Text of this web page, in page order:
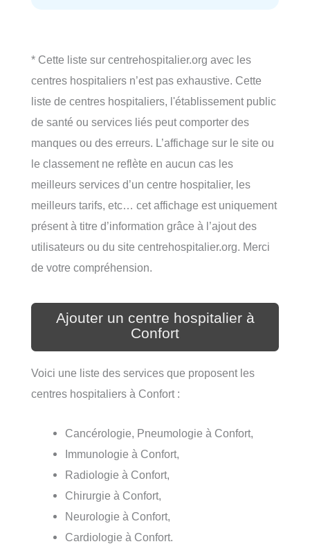
* Cette liste sur centrehospitalier.org avec les
centres hospitaliers n’est pas exhaustive. Cette
liste de centres hospitaliers, l'établissement public
de santé ou services liés peut comporter des
manques ou des erreurs. L’affichage sur le site ou
le classement ne reflète en aucun cas les
meilleurs services d’un centre hospitalier, les
meilleurs tarifs, etc… cet affichage est uniquement
présent à titre d’information grâce à l’ajout des
utilisateurs ou du site centrehospitalier.org. Merci
de votre compréhension.
Ajouter un centre hospitalier à
Confort
Voici une liste des services que proposent les
centres hospitaliers à Confort :
Cancérologie, Pneumologie à Confort,
Immunologie à Confort,
Radiologie à Confort,
Chirurgie à Confort,
Neurologie à Confort,
Cardiologie à Confort.